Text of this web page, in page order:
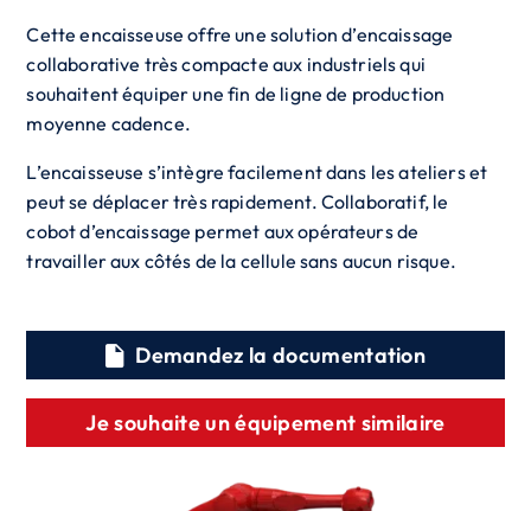
Cette encaisseuse offre une solution d’encaissage
collaborative très compacte aux industriels qui
souhaitent équiper une fin de ligne de production
moyenne cadence.
L’encaisseuse s’intègre facilement dans les ateliers et
peut se déplacer très rapidement. Collaboratif, le
cobot d’encaissage permet aux opérateurs de
travailler aux côtés de la cellule sans aucun risque.
Demandez la documentation
Je souhaite un équipement similaire